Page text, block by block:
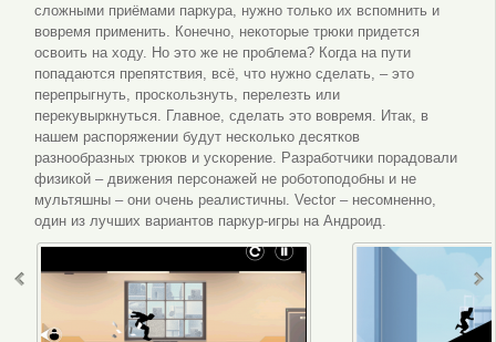
сложными приёмами паркура, нужно только их вспомнить и
вовремя применить. Конечно, некоторые трюки придется
освоить на ходу. Но это же не проблема? Когда на пути
попадаются препятствия, всё, что нужно сделать, – это
перепрыгнуть, проскользнуть, перелезть или
перекувыркнуться. Главное, сделать это вовремя. Итак, в
нашем распоряжении будут несколько десятков
разнообразных трюков и ускорение. Разработчики порадовали
физикой – движения персонажей не роботоподобны и не
мультяшны – они очень реалистичны. Vector – несомненно,
один из лучших вариантов паркур-игры на Андроид.